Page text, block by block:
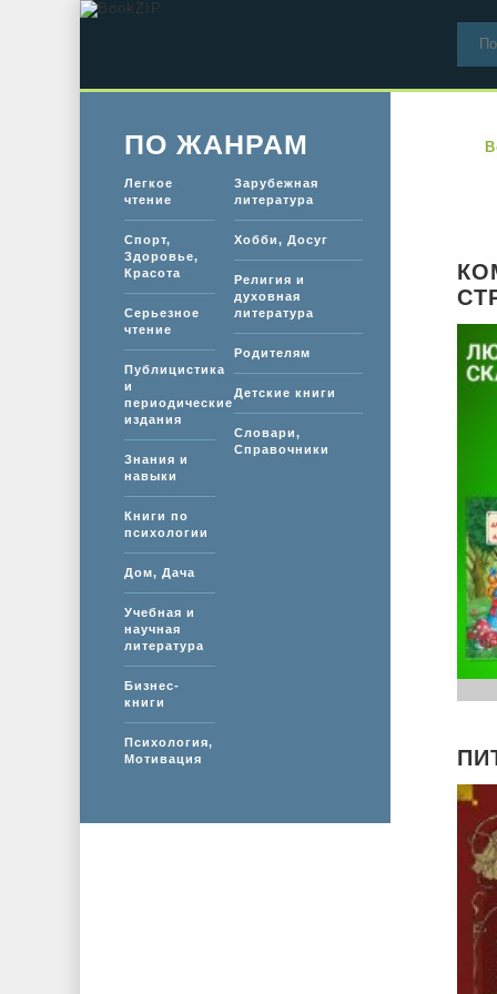
ПО ЖАНРАМ
Легкое
чтение
Спорт,
Здоровье,
Красота
Серьезное
чтение
Публицистика
и
периодические
издания
Знания и
навыки
Книги по
психологии
Дом, Дача
Учебная и
научная
литература
Бизнес-
книги
Психология,
Мотивация
Зарубежная
литература
Хобби, Досуг
Религия и
духовная
литература
Родителям
Детские книги
Словари,
Справочники